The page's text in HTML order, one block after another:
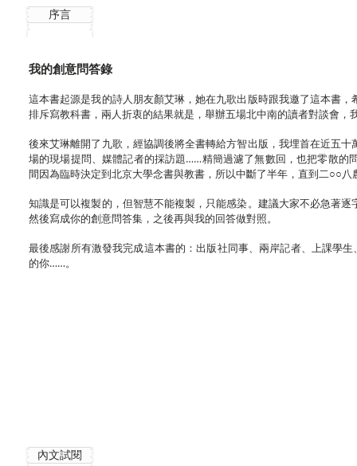
序言
我的創意問答錄
這本書起源是我的詩人朋友顏艾琳，她在九歌出版時跟我邀了這本書
排斥寫教科書，兩人折衷的結果就是，舉辦五場北中南的讀者對談會
後來艾琳離開了九歌，經協調後將全書轉給方智出版，我埋首在近五
場的現場提問、媒體記者的採訪題……精簡過濾了無數回，也把零散的
間因為臨時決定到北京大學念書與教書，所以中斷了半年，直到二○○
知識是可以複製的，但智慧不能複製，只能感染。建議大家不必急著
然後寫成你的創意問答集，之後再與我的回答做對照。
最後感謝所有激發我完成這本書的：出版社同事、兩岸記者、上課學
的你……。
內文試閱